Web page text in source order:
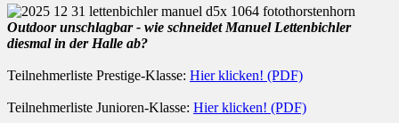
Outdoor unschlagbar - wie schneidet Manuel Lettenbichler
diesmal in der Halle ab?
Teilnehmerliste Prestige-Klasse: Hier klicken! (PDF)
Teilnehmerliste Junioren-Klasse: Hier klicken! (PDF)